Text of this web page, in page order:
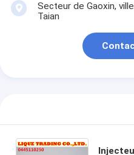
Secteur de Gaoxin,
Taian